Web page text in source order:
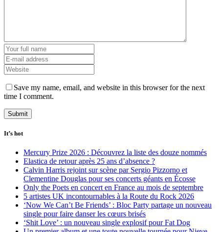
Save my name, email, and website in this browser for the next
time I comment.
It’s hot
Mercury Prize 2026 : Découvrez la liste des douze nommés
Elastica de retour après 25 ans d’absence ?
Calvin Harris rejoint sur scène par Sergio Pizzorno et
Clementine Douglas pour ses concerts géants en Écosse
Only the Poets en concert en France au mois de septembre
5 artistes UK incontournables à la Route du Rock 2026
‘Now We Can’t Be Friends’ : Bloc Party partage un nouveau
single pour faire danser les cœurs brisés
‘Shit Love’ : un nouveau single explosif pour Fat Dog